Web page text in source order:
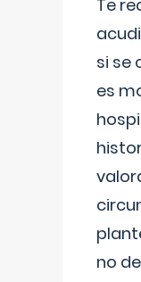
Te
si se
es
no